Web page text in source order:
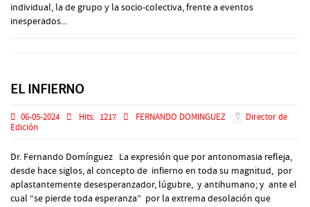
individual, la de grupo y la socio-colectiva, frente a eventos
inesperados...
EL INFIERNO
06-05-2024 Hits: 1217 FERNANDO DOMINGUEZ
Director de
Edición
Dr. Fernando Domínguez La expresión que por antonomasia refleja,
desde hace siglos, al concepto de infierno en toda su magnitud, por
aplastantemente desesperanzador, lúgubre, y antihumano; y ante el
cual “se pierde toda esperanza” por la extrema desolación que